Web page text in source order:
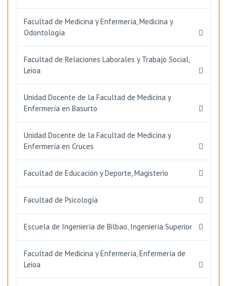
Facultad de Medicina y Enfermería, Medicina y
Odontología
Facultad de Relaciones Laborales y Trabajo Social,
Leioa
Unidad Docente de la Facultad de Medicina y
Enfermería en Basurto
Unidad Docente de la Facultad de Medicina y
Enfermería en Cruces
Facultad de Educación y Deporte, Magisterio
Facultad de Psicología
Escuela de Ingeniería de Bilbao, Ingeniería Superior
Facultad de Medicina y Enfermería, Enfermería de
Leioa